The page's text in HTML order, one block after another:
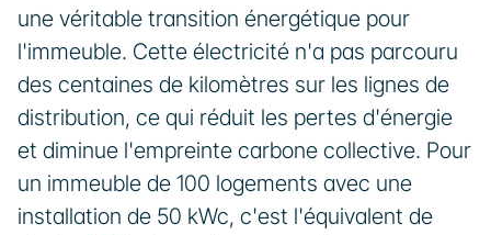
une véritable transition énergétique pour
l'immeuble. Cette électricité n'a pas parcouru
des centaines de kilomètres sur les lignes de
distribution, ce qui réduit les pertes d'énergie
et diminue l'empreinte carbone collective. Pour
un immeuble de 100 logements avec une
installation de 50 kWc, c'est l'équivalent de